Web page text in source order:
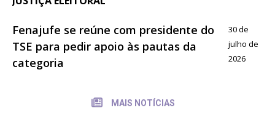
Fenajufe se reúne com presidente do
TSE para pedir apoio às pautas da
categoria
30 de
julho de
2026
MAIS NOTÍCIAS